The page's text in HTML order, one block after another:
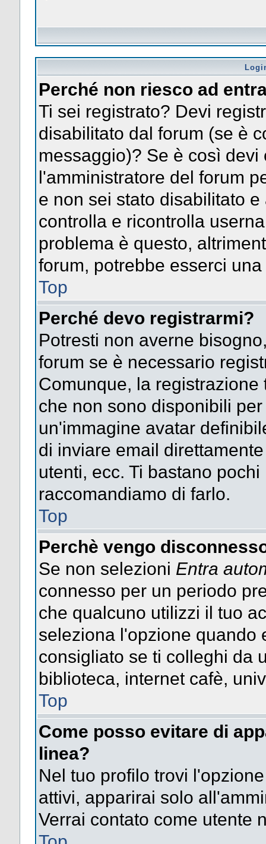
Perché non riesco ad
Ti sei registrato? Devi
disabilitato dal forum (se è
messaggio)? Se è così
l'amministratore del forum
e non sei stato disabilitato
controlla e ricontrolla
problema è questo,
forum, potrebbe esserci
Top
Perché devo registrarmi?
Potresti non averne
forum se è necessario
Comunque, la
che non sono disponibili
un'immagine avatar
di inviare email
utenti, ecc. Ti bastano
raccomandiamo di farlo.
Top
Perchè vengo
Se non selezioni Entra
connesso per un periodo
che qualcuno utilizzi il tuo
seleziona l'opzione quando
consigliato se ti colleghi da
biblioteca, internet cafè,
Top
Come posso evitare di
linea?
Nel tuo profilo trovi
attivi, apparirai solo
Verrai contato come utente